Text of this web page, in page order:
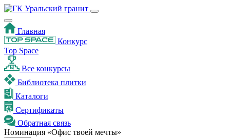
Главная
Конкурс
Top Space
Все конкурсы
Библиотека плитки
Каталоги
Сертификаты
Обратная связь
Номинация «Офис твоей мечты»